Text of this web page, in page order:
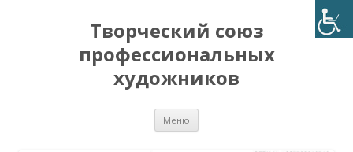
Творческий союз
профессиональных
художников
Меню